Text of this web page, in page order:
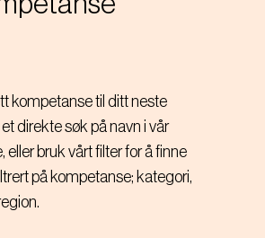
kompetanse til ditt neste
direkte søk på navn i vår
bruk vårt filter for å finne
på kompetanse; kategori,